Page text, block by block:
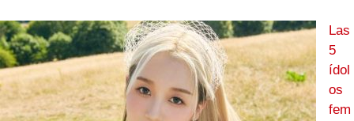
Las
5
ídol
os
fem